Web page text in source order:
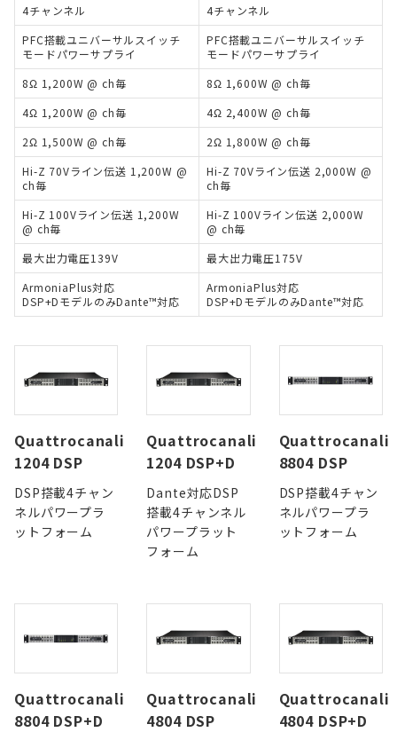
4チャンネル
4チャンネル
PFC搭載ユニバーサルスイッチ
モードパワーサプライ
PFC搭載ユニバーサルスイッチ
モードパワーサプライ
8Ω 1,200W @ ch毎
8Ω 1,600W @ ch毎
4Ω 1,200W @ ch毎
4Ω 2,400W @ ch毎
2Ω 1,500W @ ch毎
2Ω 1,800W @ ch毎
Hi-Z 70Vライン伝送 1,200W @
ch毎
Hi-Z 70Vライン伝送 2,000W @
ch毎
Hi-Z 100Vライン伝送 1,200W
@ ch毎
Hi-Z 100Vライン伝送 2,000W
@ ch毎
最大出力電圧139V
最大出力電圧175V
ArmoniaPlus対応
DSP+DモデルのみDante™対応
ArmoniaPlus対応
DSP+DモデルのみDante™対応
Quattrocanali
1204 DSP
DSP搭載4チャン
ネルパワープラ
ットフォーム
Quattrocanali
1204 DSP+D
Dante対応DSP
搭載4チャンネル
パワープラット
フォーム
Quattrocanali
8804 DSP
DSP搭載4チャン
ネルパワープラ
ットフォーム
Quattrocanali
8804 DSP+D
Quattrocanali
4804 DSP
Quattrocanali
4804 DSP+D